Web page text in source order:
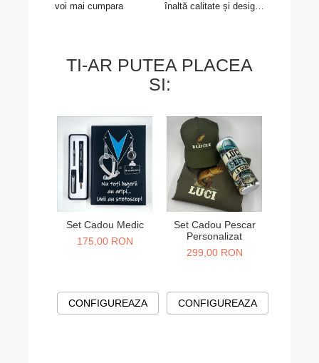
voi mai cumpara
înaltă calitate și design
TI-AR PUTEA PLACEA
SI:
Set Cadou Medic
175,00 RON
CONFIGUREAZA
Set Cadou Pescar
Personalizat
299,00 RON
CONFIGUREAZA